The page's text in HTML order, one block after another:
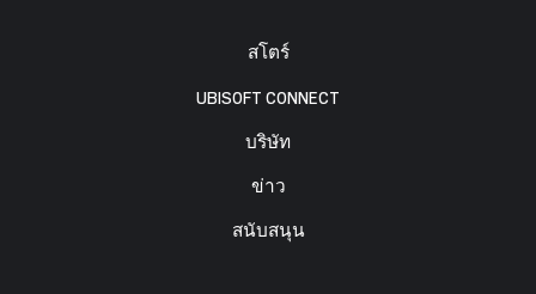
สโตร์
UBISOFT CONNECT
บริษัท
ข่าว
สนับสนุน